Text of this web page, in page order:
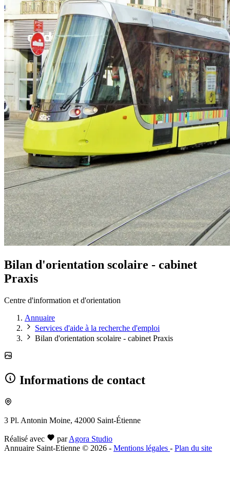
Bilan d'orientation scolaire - cabinet
Praxis
Centre d'information et d'orientation
Annuaire
Services d'aide à la recherche d'emploi
Bilan d'orientation scolaire - cabinet Praxis
Informations de contact
3 Pl. Antonin Moine, 42000 Saint-Étienne
Réalisé avec par Agora Studio
Annuaire Saint-Etienne © 2026 - Mentions légales - Plan du site